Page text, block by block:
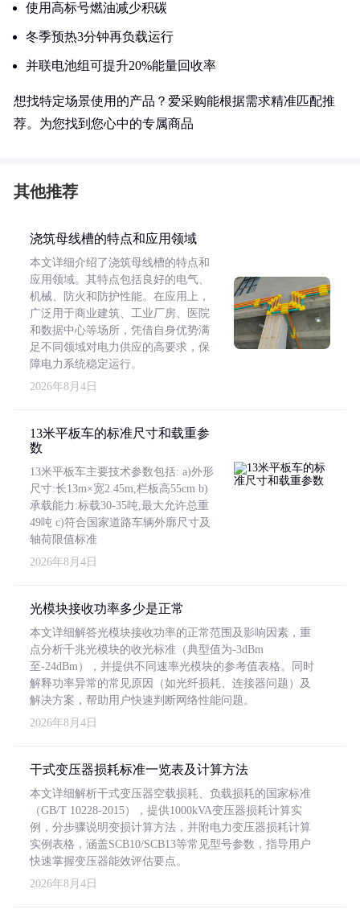
使用高标号燃油减少积碳
冬季预热3分钟再负载运行
并联电池组可提升20%能量回收率
想找特定场景使用的产品？爱采购能根据需求精准匹配推
荐。为您找到您心中的专属商品
其他推荐
浇筑母线槽的特点和应用领域
本文详细介绍了浇筑母线槽的特点和
应用领域。其特点包括良好的电气、
机械、防火和防护性能。在应用上，
广泛用于商业建筑、工业厂房、医院
和数据中心等场所，凭借自身优势满
足不同领域对电力供应的高要求，保
障电力系统稳定运行。
2026年8月4日
13米平板车的标准尺寸和载重参
数
13米平板车主要技术参数包括: a)外形
尺寸:长13m×宽2.45m,栏板高55cm b)
承载能力:标载30-35吨,最大允许总重
49吨 c)符合国家道路车辆外廓尺寸及
轴荷限值标准
2026年8月4日
光模块接收功率多少是正常
本文详细解答光模块接收功率的正常范围及影响因素，重
点分析千兆光模块的收光标准（典型值为-3dBm
至-24dBm），并提供不同速率光模块的参考值表格。同时
解释功率异常的常见原因（如光纤损耗、连接器问题）及
解决方案，帮助用户快速判断网络性能问题。
2026年8月4日
干式变压器损耗标准一览表及计算方法
本文详细解析干式变压器空载损耗、负载损耗的国家标准
（GB/T 10228-2015），提供1000kVA变压器损耗计算实
例，分步骤说明变损计算方法，并附电力变压器损耗计算
实例表格，涵盖SCB10/SCB13等常见型号参数，指导用户
快速掌握变压器能效评估要点。
2026年8月4日